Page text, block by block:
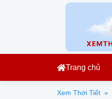
Trang chủ
Xem Thời Tiết »